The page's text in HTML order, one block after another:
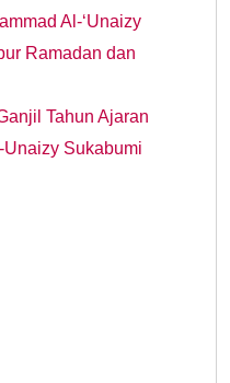
Al-‘Unaizy
Ramadan dan
Tahun Ajaran
Sukabumi